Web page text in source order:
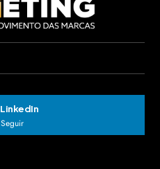
LinkedIn
Seguir